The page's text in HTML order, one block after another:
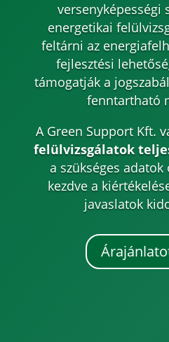
versenyképességi
energetikai
feltárni az
fejlesztési
támogatják a
fenntartható
A Green Support Kft.
felülvizsgálatok
a szükséges
kezdve a
javaslatok